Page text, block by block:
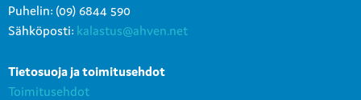
Puhelin: (09) 6844 590
Sähköposti: kalastus@ahven.net
Tietosuoja ja toimitusehdot
Toimitusehdot